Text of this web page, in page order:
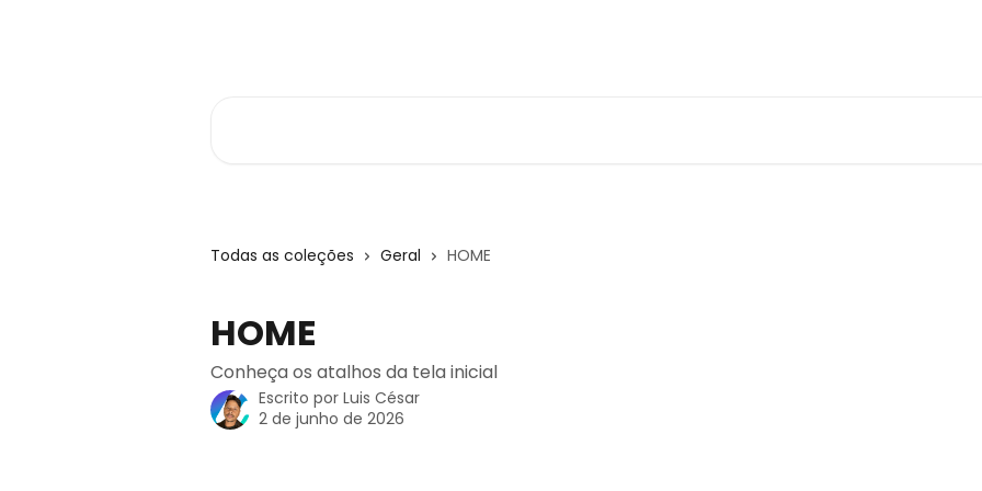
Todas as coleções Geral HOME
HOME
Conheça os atalhos da tela inicial
Escrito por Luis César
2 de junho de 2026